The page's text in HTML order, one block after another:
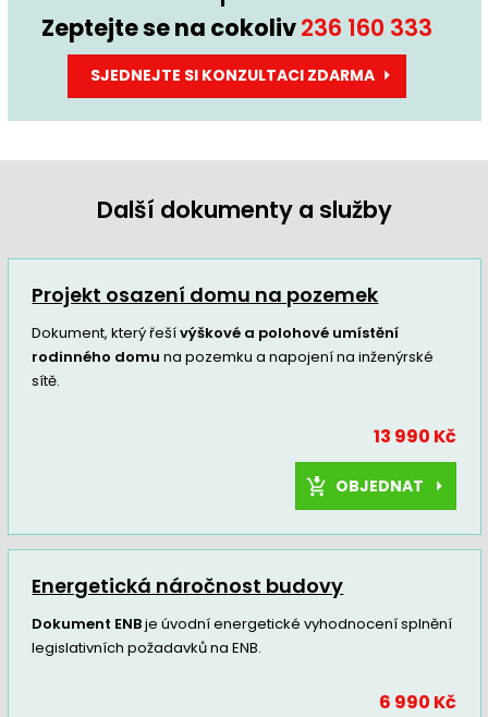
Zeptejte se na cokoliv236 160 333
SJEDNEJTE SI KONZULTACI ZDARMA
Další dokumenty a služby
Projekt osazení domu na pozemek
Dokument, který řešívýškové a polohové umístění
rodinného domu na pozemku a napojení na inženýrské
sítě.
13 990 Kč
OBJEDNAT
Energetická náročnost budovy
Dokument ENBje úvodní energetické vyhodnocení splnění
legislativních požadavků na ENB.
6 990 Kč